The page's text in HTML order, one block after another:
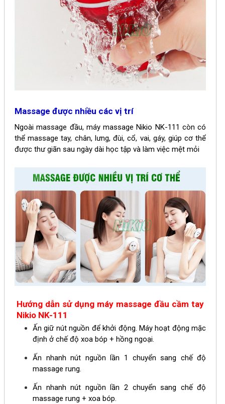
Massage được nhiều các vị trí
Ngoài massage đầu, máy massage Nikio NK-111 còn có
thể massagetay, chân, lưng, đùi, cổ, vai, gáy, giúp cơ thể
được thư giãn sau ngày dài học tập và làm việc mệt mỏi
Hướng dẫn sử dụng máy massage đầu cầm tay
Nikio NK-111
Ấn giữ nút nguồn để khởi động. Máy hoạt động mặc
định ở chế độ xoa bóp + hồng ngoại.
Ấn nhanh nút nguồn lần 1 chuyển sang chế độ
massage rung.
Ấn nhanh nút nguồn lần 2 chuyển sang chế độ
massage rung + xoa bóp.